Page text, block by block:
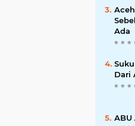
Ada
Dari
ABU